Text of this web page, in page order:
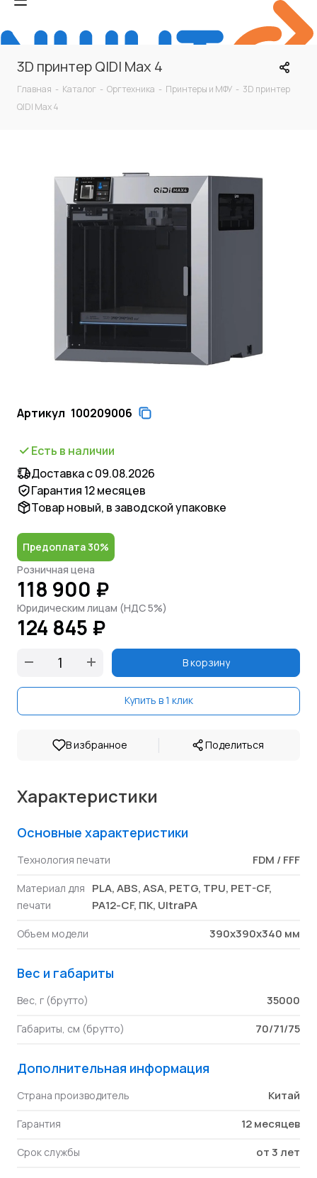
3D принтер QIDI Max 4
Главная - Каталог - Оргтехника - Принтеры и МФУ - 3D принтер
QIDI Max 4
Артикул 100209006
Есть в наличии
Доставка с 09.08.2026
Гарантия 12 месяцев
Товар новый, в заводской упаковке
Предоплата 30%
Розничная цена
118 900 ₽
Юридическим лицам (НДС 5%)
124 845 ₽
В корзину
Купить в 1 клик
В избранное | Поделиться
Характеристики
Основные характеристики
Технология печати FDM / FFF
Материал для
печати
PLA, ABS, ASA, PETG, TPU, PET-CF,
PA12-CF, ПК, UltraPA
Объем модели 390х390х340 мм
Вес и габариты
Вес, г (брутто) 35000
Габариты, см (брутто) 70/71/75
Дополнительная информация
Страна производитель Китай
Гарантия 12 месяцев
Срок службы от 3 лет